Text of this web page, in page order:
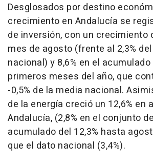
Desglosados por destino
crecimiento en Andalucía se
de inversión, con un crecimiento
mes de agosto (frente al 2,3%
nacional) y 8,6% en el
primeros meses del año, que
-0,5% de la media nacional.
de la energía creció un 12,6% en
Andalucía, (2,8% en el conjunto
acumulado del 12,3% hasta
que el dato nacional (3,4%).